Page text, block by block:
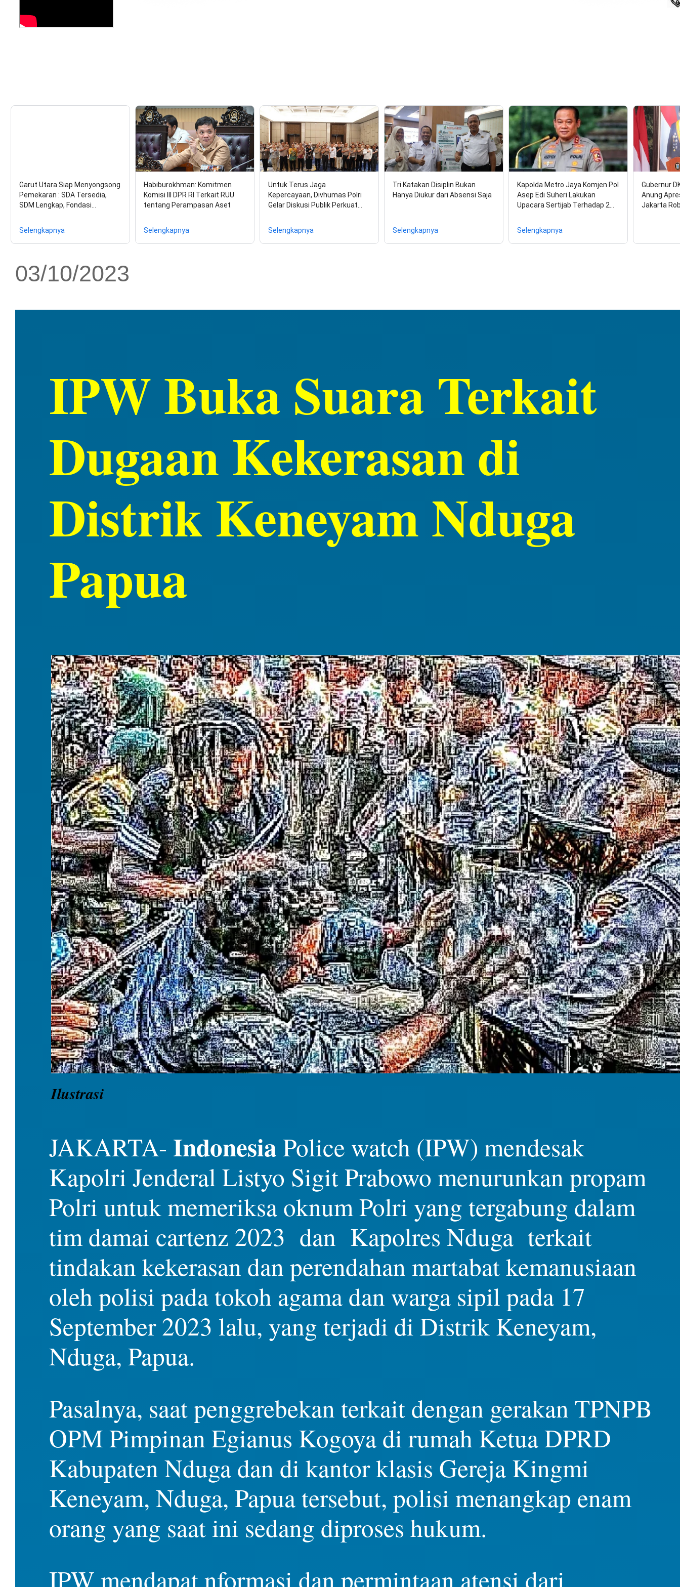
Garut Utara Siap Menyongsong
Pemekaran : SDA Tersedia,
SDM Lengkap, Fondasi…
Selengkapnya
Habiburokhman: Komitmen
Komisi III DPR RI Terkait RUU
tentang Perampasan Aset
Selengkapnya
Untuk Terus Jaga
Kepercayaan, Divhumas Polri
Gelar Diskusi Publik Perkuat…
Selengkapnya
Tri Katakan Disiplin Bukan
Hanya Diukur dari Absensi Saja
Selengkapnya
Kapolda Metro Jaya Komjen Pol
Asep Edi Suheri Lakukan
Upacara Sertijab Terhadap 2…
Selengkapnya
Gubernur
Anung
Jakarta
03/10/2023
IPW Buka Suara Terkait
Dugaan Kekerasan di
Distrik Keneyam Nduga
Papua
Ilustrasi
JAKARTA- IndonesiaPolice watch (IPW) mendesak
Kapolri Jenderal Listyo Sigit Prabowo menurunkan propam
Polri untuk memeriksa oknum Polri yang tergabung dalam
tim damai cartenz 2023 dan Kapolres Nduga terkait
tindakan kekerasan dan perendahan martabat kemanusiaan
oleh polisi pada tokoh agama dan warga sipil pada 17
September 2023 lalu, yang terjadi di Distrik Keneyam,
Nduga, Papua.
Pasalnya, saat penggrebekan terkait dengan gerakan TPNPB
OPM Pimpinan Egianus Kogoya di rumah Ketua DPRD
Kabupaten Nduga dan di kantor klasis Gereja Kingmi
Keneyam, Nduga, Papua tersebut, polisi menangkap enam
orang yang saat ini sedang diproses hukum.
IPW mendapat nformasi dan permintaan atensi dari